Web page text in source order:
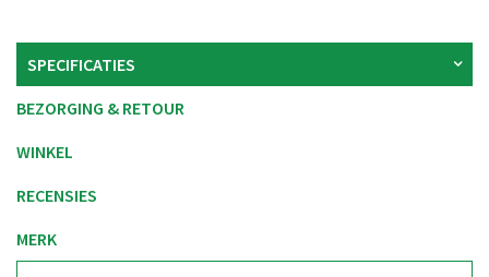
SPECIFICATIES
BEZORGING & RETOUR
WINKEL
RECENSIES
MERK